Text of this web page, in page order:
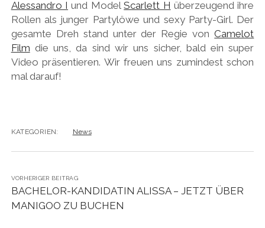
Alessandro I und ModelScarlett H überzeugend ihre
Rollen als junger Partylöwe und sexy Party-Girl. Der
gesamte Dreh stand unter der Regie vonCamelot
Film die uns, da sind wir uns sicher, bald ein super
Video präsentieren. Wir freuen uns zumindest schon
mal darauf!
KATEGORIEN: News
VORHERIGER BEITRAG
BACHELOR-KANDIDATIN ALISSA – JETZT ÜBER
MANIGOO ZU BUCHEN